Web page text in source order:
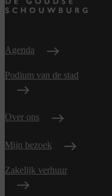
Agenda
Podium van de stad
Over ons
Mijn bezoek
Zakelijk verhuur